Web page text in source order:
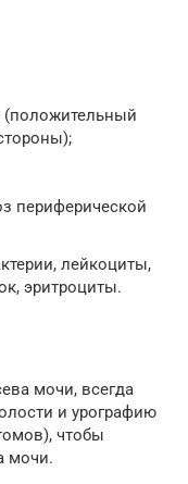
(положительный
периферической
лейкоциты,
эритроциты.
мочи, всегда
и урографию
чтобы
мочи.